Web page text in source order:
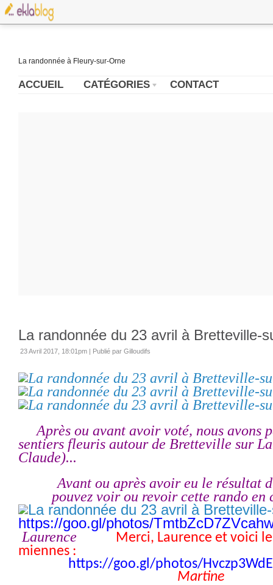
La randonnée à Fleury-sur-Orne
ACCUEIL CATÉGORIES CONTACT
La randonnée du 23 avril à Bretteville-
23 Avril 2017, 18:01pm | Publié par Gilloudifs
Après ou avant avoir voté, nous avons
sentiers fleuris autour de Bretteville sur
Claude)...
Avant ou après avoir eu le résultat
pouvez voir ou revoir cette rando en
https://goo.gl/photos/
Laurence
Merci, Laurence et voici
miennes :
https://goo.gl/photos/
Martine